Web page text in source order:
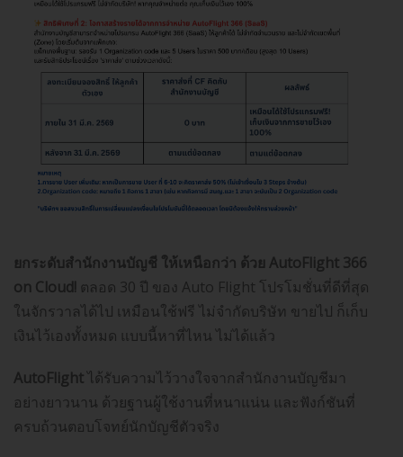
ยกระดับสำนักงานบัญชี ให้เหนือกว่า ด้วย AutoFlight 366
on Cloud! ตลอด 30 ปี ของ Auto Flight โปรโมชั่นที่ดีที่สุด
ในจักรวาลได้ไป เหมือนใช้ฟรี ไม่จำกัดบริษัท ขายไป ก็เก็บ
เงินไว้เองทั้งหมด แบบนี้หาที่ไหน ไม่ได้แล้ว
AutoFlight ได้รับความไว้วางใจจากสำนักงานบัญชีมา
อย่างยาวนาน ด้วยฐานผู้ใช้งานที่หนาแน่น และฟังก์ชันที่
ครบถ้วนตอบโจทย์นักบัญชีตัวจริง